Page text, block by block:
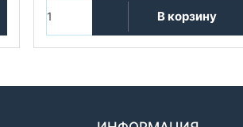
В корзину